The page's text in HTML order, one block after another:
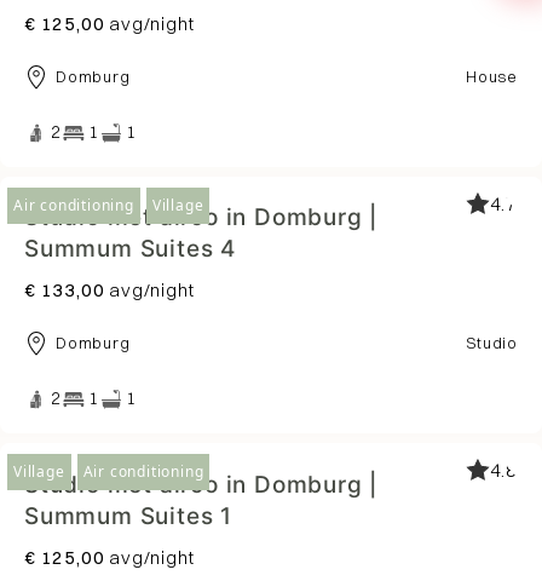
€ 125,00 avg/night
Domburg House
2 1 1
Air conditioning Village
Studio met airco in Domburg |
Summum Suites 4
4.7
€ 133,00 avg/night
Domburg Studio
2 1 1
Village Air conditioning
Studio met airco in Domburg |
Summum Suites 1
4.8
€ 125,00 avg/night